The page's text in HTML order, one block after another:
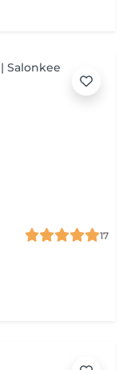
17